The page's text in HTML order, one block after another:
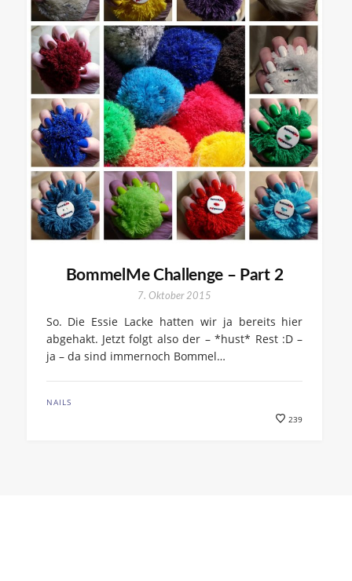
BommelMe Challenge – Part 2
7. Oktober 2015
So. Die Essie Lacke hatten wir ja bereits hier
abgehakt. Jetzt folgt also der – *hust* Rest :D –
ja – da sind immernoch Bommel…
NAILS
239